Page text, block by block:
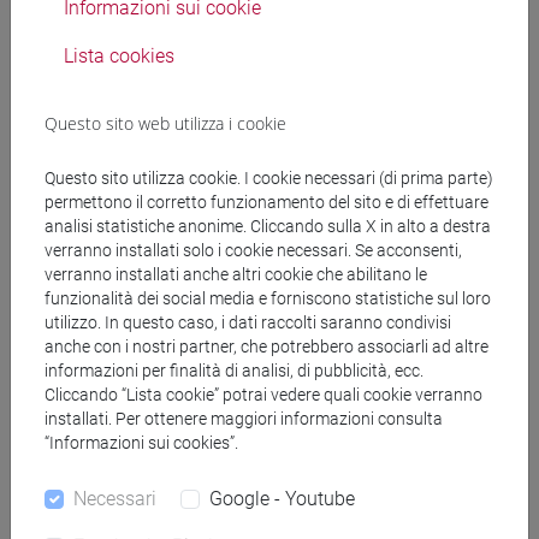
L'iscrizione all'anno accademico si effettua con il
pagamento della prima rata, da tutti dovuta.
L'importo effettivo per l'intero anno accademico è calcolato
sulla base della eventuale presentazione dellaRichiesta di
agevolazioni, dell'attestazione ISEE e del rispetto dei
requisiti di merito, entro le scadenze.
Prima rata
Informazioni sui cookie
Lista cookies
Questo sito web utilizza i cookie
Questo sito utilizza cookie. I cookie necessari (di prima parte)
permettono il corretto funzionamento del sito e di effettuare
analisi statistiche anonime. Cliccando sulla X in alto a destra
verranno installati solo i cookie necessari. Se acconsenti,
verranno installati anche altri cookie che abilitano le
funzionalità dei social media e forniscono statistiche sul loro
utilizzo. In questo caso, i dati raccolti saranno condivisi
anche con i nostri partner, che potrebbero associarli ad altre
informazioni per finalità di analisi, di pubblicità, ecc.
Cliccando “Lista cookie” potrai vedere quali cookie verranno
installati. Per ottenere maggiori informazioni consulta
“Informazioni sui cookies”.
Necessari Google - Youtube